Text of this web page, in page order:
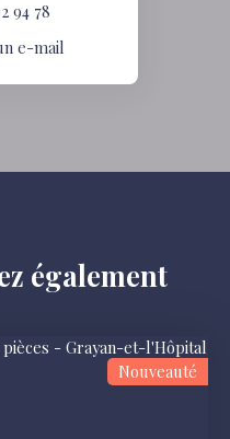
94 78
e-mail
également
Nouveauté